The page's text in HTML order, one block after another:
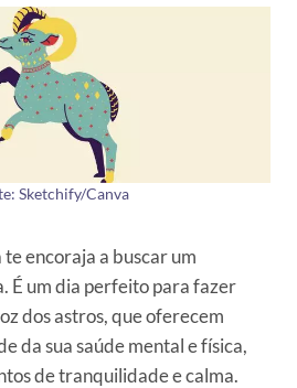
Sketchify/Canva
encoraja a buscar um
É um dia perfeito para fazer
dos astros, que oferecem
da sua saúde mental e física,
de tranquilidade e calma.